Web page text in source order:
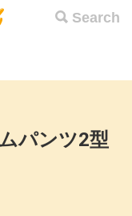
Search
パンツ2型